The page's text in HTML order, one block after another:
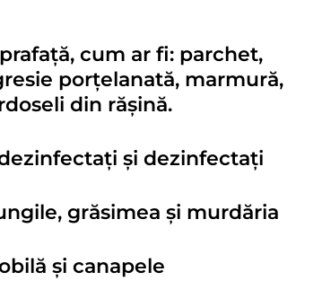
cum ar fi: parchet,
porțelanată, marmură,
din rășină.
și dezinfectați
grăsimea și murdăria
și canapele